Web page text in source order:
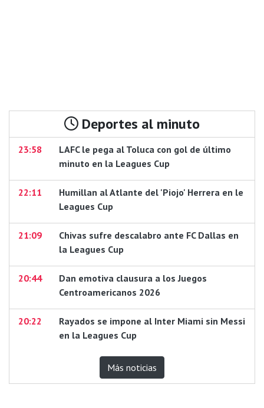
Deportes al minuto
23:58
LAFC le pega al Toluca con gol de último
minuto en la Leagues Cup
22:11
Humillan al Atlante del 'Piojo' Herrera en le
Leagues Cup
21:09
Chivas sufre descalabro ante FC Dallas en
la Leagues Cup
20:44
Dan emotiva clausura a los Juegos
Centroamericanos 2026
20:22
Rayados se impone al Inter Miami sin Messi
en la Leagues Cup
Más noticias